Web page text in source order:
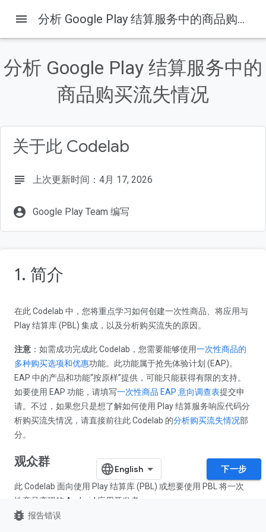
本页内容
2. 构建示例应用
menu 分析 Google Play 结算服务中的商品购买流失情况
分析 Google Play 结算服务中的
商品购买流失情况
关于此 Codelab
subject 上次更新时间：4月 17, 2026
account_circle Google Play Team 编写
1. 简介
在此 Codelab 中，您将重点学习如何创建一次性商品、将应用与
Play 结算库 (PBL) 集成，以及分析购买流失的原因。
注意 ：如需成功完成此 Codelab，您需要能够使用一次性商品的
多种购买选项和优惠功能。此功能属于抢先体验计划 (EAP)。
EAP 中的产品和功能“按原样”提供，可能只能获得有限的支持。
如要使用 EAP 功能，请填写一次性商品 EAP 意向调查表提交申
请。不过，如果您只是想了解如何使用 Play 结算服务响应代码分
析购买流失情况，请直接前往此 Codelab 的分析购买流失情况部
分。
观众群
此 Codelab 面向使用 Play 结算库 (PBL) 或想要使用 PBL 将一次
性商品变现的 Android 应用开发者。
下一步
bug_report 报告错误